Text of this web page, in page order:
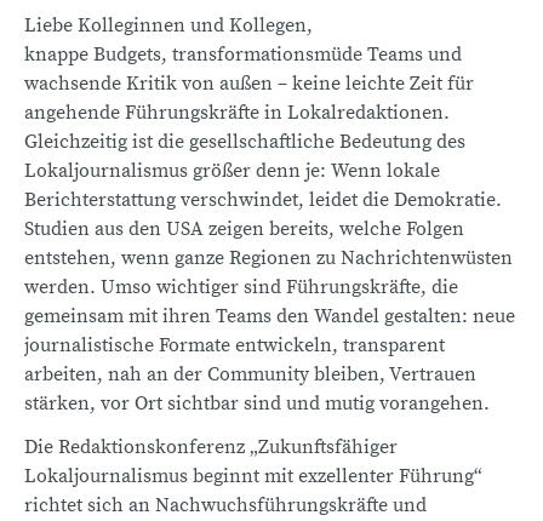
Liebe Kolleginnen und Kollegen,
knappe Budgets, transformationsmüde Teams und
wachsende Kritik von außen – keine leichte Zeit für
angehende Führungskräfte in Lokalredaktionen.
Gleichzeitig ist die gesellschaftliche Bedeutung des
Lokaljournalismus größer denn je: Wenn lokale
Berichterstattung verschwindet, leidet die Demokratie.
Studien aus den USA zeigen bereits, welche Folgen
entstehen, wenn ganze Regionen zu Nachrichtenwüsten
werden. Umso wichtiger sind Führungskräfte, die
gemeinsam mit ihren Teams den Wandel gestalten: neue
journalistische Formate entwickeln, transparent
arbeiten, nah an der Community bleiben, Vertrauen
stärken, vor Ort sichtbar sind und mutig vorangehen.
Die Redaktionskonferenz „Zukunftsfähiger
Lokaljournalismus beginnt mit exzellenter Führung“
richtet sich an Nachwuchsführungskräfte und